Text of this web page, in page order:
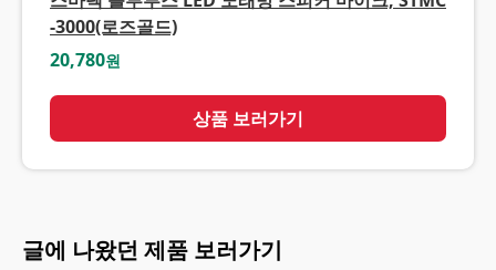
-3000(로즈골드)
20,780원
상품 보러가기
글에 나왔던 제품 보러가기